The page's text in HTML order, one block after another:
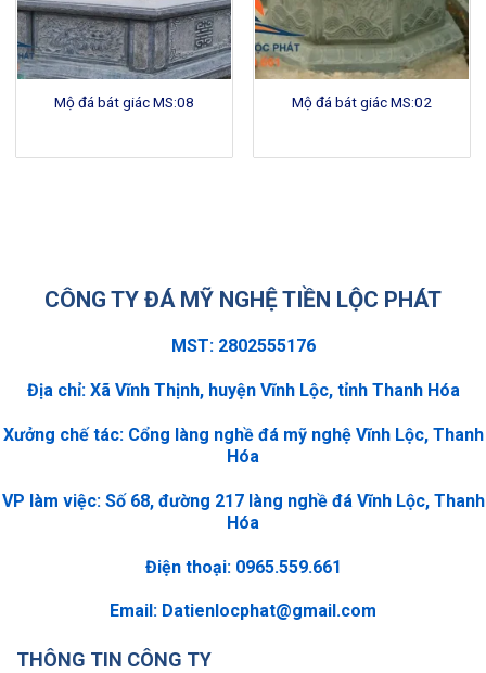
Mộ đá bát giác MS:08 Mộ đá bát giác MS:02
CÔNG TY ĐÁ MỸ NGHỆ TIỀN LỘC PHÁT
MST: 2802555176
Địa chỉ: Xã Vĩnh Thịnh, huyện Vĩnh Lộc, tỉnh Thanh Hóa
Xưởng chế tác: Cổng làng nghề đá mỹ nghệ Vĩnh Lộc, Thanh
Hóa
VP làm việc: Số 68, đường 217 làng nghề đá Vĩnh Lộc, Thanh
Hóa
Điện thoại: 0965.559.661
Email: Datienlocphat@gmail.com
THÔNG TIN CÔNG TY